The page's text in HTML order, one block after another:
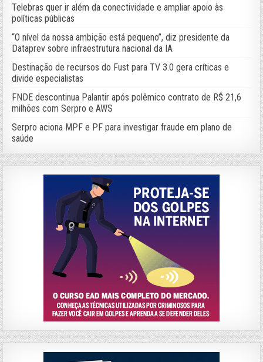
Telebras quer ir além da conectividade e ampliar apoio às
políticas públicas
“O nível da nossa ambição está pequeno”, diz presidente da
Dataprev sobre infraestrutura nacional da IA
Destinação de recursos do Fust para TV 3.0 gera críticas e
divide especialistas
FNDE descontinua Palantir após polêmico contrato de R$ 21,6
milhões com Serpro e AWS
Serpro aciona MPF e PF para investigar fraude em plano de
saúde